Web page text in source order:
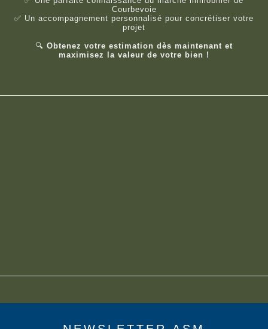
Courbevoie
✅ Un accompagnement personnalisé pour concrétiser votre
projet
🔍 Obtenez votre estimation dès maintenant et
maximisez la valeur de votre bien !